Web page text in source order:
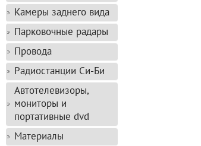
Камеры заднего вида
Парковочные радары
Провода
Радиостанции Си-Би
Автотелевизоры,
мониторы и
портативные dvd
Материалы